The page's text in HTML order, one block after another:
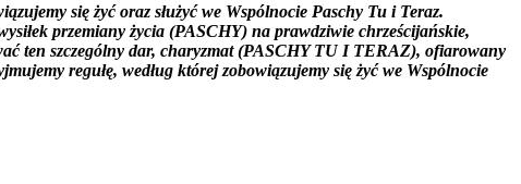
się żyć oraz służyć we Wspólnocie Paschy Tu i Teraz.
przemiany życia (PASCHY) na prawdziwie chrześcijańskie,
ten szczególny dar, charyzmat (PASCHY TU I TERAZ), ofiarowany
regułę, według której zobowiązujemy się żyć we Wspólnocie